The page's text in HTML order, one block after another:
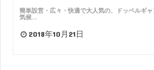
簡単設営・広々・快適で大人気の、ドッペルギ
気候…
2018年10月21日